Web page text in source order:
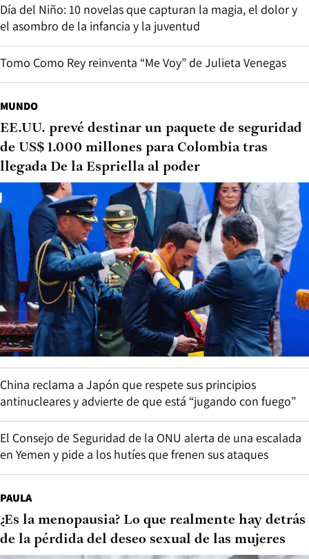
Día del Niño: 10 novelas que capturan la magia, el dolor y
el asombro de la infancia y la juventud
Tomo Como Rey reinventa “Me Voy” de Julieta Venegas
MUNDO
EE.UU. prevé destinar un paquete de seguridad
de US$ 1.000 millones para Colombia tras
llegada De la Espriella al poder
China reclama a Japón que respete sus principios
antinucleares y advierte de que está “jugando con fuego”
El Consejo de Seguridad de la ONU alerta de una escalada
en Yemen y pide a los hutíes que frenen sus ataques
PAULA
¿Es la menopausia? Lo que realmente hay detrás
de la pérdida del deseo sexual de las mujeres